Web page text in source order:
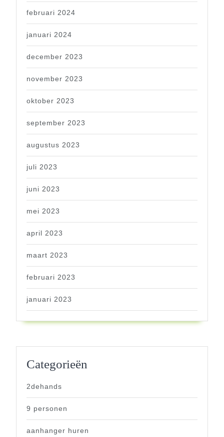
februari 2024
januari 2024
december 2023
november 2023
oktober 2023
september 2023
augustus 2023
juli 2023
juni 2023
mei 2023
april 2023
maart 2023
februari 2023
januari 2023
Categorieën
2dehands
9 personen
aanhanger huren